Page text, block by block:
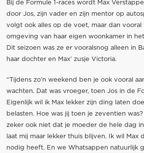
Bij de Formule 1-races wordt Max
door Jos, zijn vader en zijn mentor op
volgt ook alles op de voet, maar dan
omgeving van haar eigen woonkamer in
Dit seizoen was ze er vooralsnog alleen in
haar dochter en Max’ zusje Victoria.
“Tijdens zo’n weekend ben je ook vooral
wachten. Dat was vroeger, toen Jos in de
Eigenlijk wil ik Max lekker zijn ding laten
belasten. Hoe was jij toen je zeventien
zeker ook niet dat je moeder de hele dag
laat mij maar lekker thuis blijven. Ik wil
nodig heeft. En we Whatsappen natuurlijk